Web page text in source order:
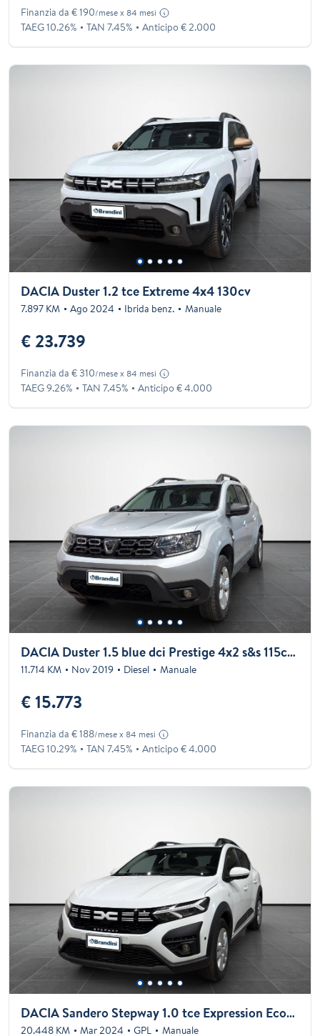
Finanzia da € 190/mese x 84 mesi
TAEG 10.26% TAN 7.45% Anticipo € 2.000
DACIA Duster 1.2 tce Extreme 4x4 130cv
7.897 KM Ago 2024 Ibrida benz. Manuale
€ 23.739
Finanzia da € 310/mese x 84 mesi
TAEG 9.26% TAN 7.45% Anticipo € 4.000
DACIA Duster 1.5 blue dci Prestige 4x2 s&s 115cv my19
11.714 KM Nov 2019 Diesel Manuale
€ 15.773
Finanzia da € 188/mese x 84 mesi
TAEG 10.29% TAN 7.45% Anticipo € 4.000
DACIA Sandero Stepway 1.0 tce Expression Eco-g 100cv
20.448 KM Mar 2024 GPL Manuale